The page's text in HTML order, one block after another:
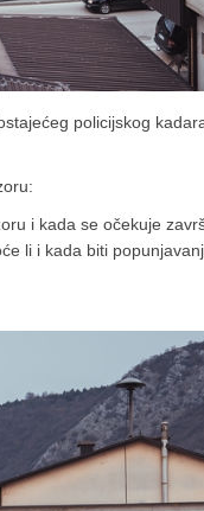
policijskog
i kada se očekuje
li i kada biti